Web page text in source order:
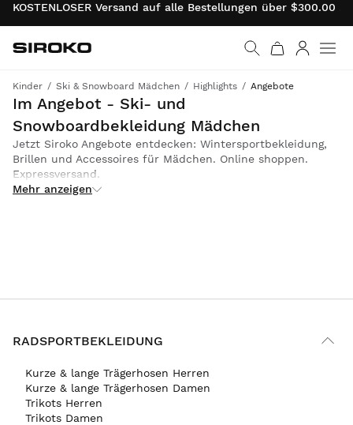
KOSTENLOSER Versand auf alle Bestellungen über $300.00
Weiter zur Startseite
Siroko.com
Kinder Ski & Snowboard Mädchen Highlights Angebote
Im Angebot - Ski- und
Snowboardbekleidung Mädchen
Mit Rabatten zum perfekten Wintersport-Outfit für deine Kleinen - jetzt Bekleidung, Brillen und Zubehör kaufen
Jetzt Siroko Angebote entdecken: Wintersportbekleidung,
Brillen und Accessoires für Mädchen. Online shoppen.
Expressversand.
Mehr anzeigen
RADSPORTBEKLEIDUNG
Kurze & lange Trägerhosen Herren
Kurze & lange Trägerhosen Damen
Trikots Herren
Trikots Damen